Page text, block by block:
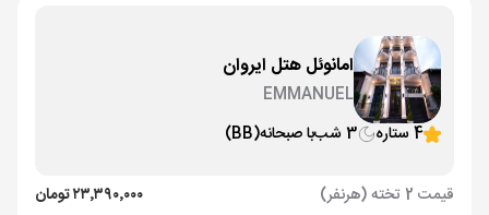
امانوئل هتل ایروان
EMMANUEL
4 ستاره
3 شب با صبحانه(BB)
قیمت 2 تخته (هرنفر)
۲۳٬۳۹۰٬۰۰۰ تومان